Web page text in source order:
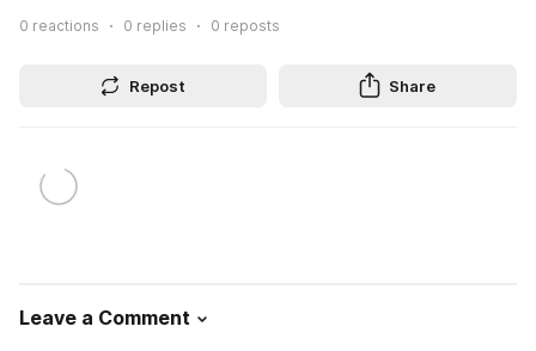
0 reactions 0 replies 0 reposts
Repost Share
Leave a Comment